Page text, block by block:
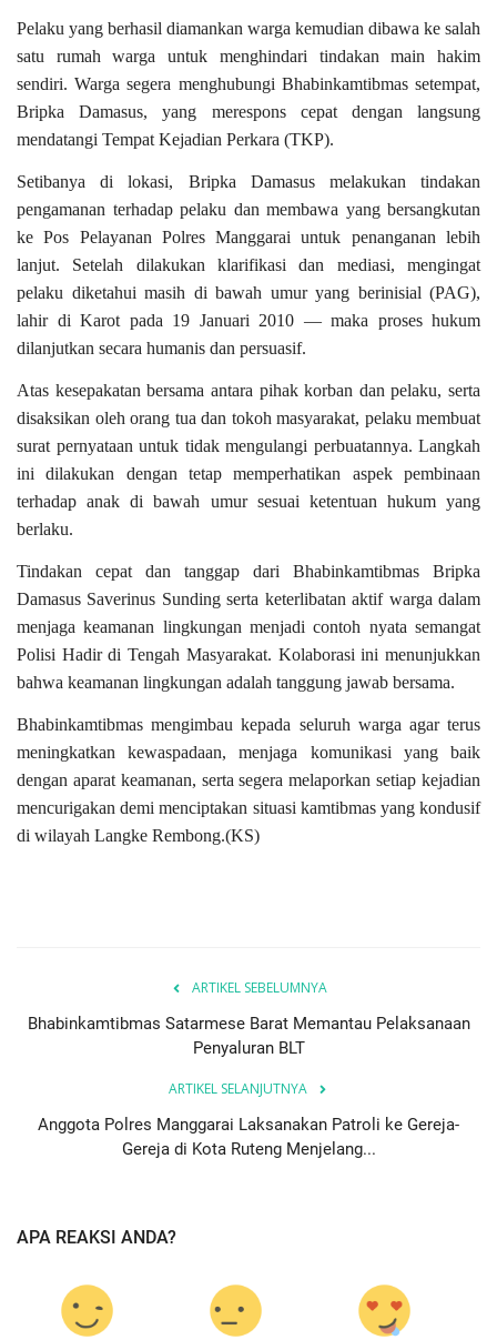
Pelaku yang berhasil diamankan warga kemudian dibawa ke salah
satu rumah warga untuk menghindari tindakan main hakim
sendiri. Warga segera menghubungi Bhabinkamtibmas setempat,
Bripka Damasus, yang merespons cepat dengan langsung
mendatangi Tempat Kejadian Perkara (TKP).
Setibanya di lokasi, Bripka Damasus melakukan tindakan
pengamanan terhadap pelaku dan membawa yang bersangkutan
ke Pos Pelayanan Polres Manggarai untuk penanganan lebih
lanjut. Setelah dilakukan klarifikasi dan mediasi, mengingat
pelaku diketahui masih di bawah umur yang berinisial (PAG),
lahir di Karot pada 19 Januari 2010 — maka proses hukum
dilanjutkan secara humanis dan persuasif.
Atas kesepakatan bersama antara pihak korban dan pelaku, serta
disaksikan oleh orang tua dan tokoh masyarakat, pelaku membuat
surat pernyataan untuk tidak mengulangi perbuatannya. Langkah
ini dilakukan dengan tetap memperhatikan aspek pembinaan
terhadap anak di bawah umur sesuai ketentuan hukum yang
berlaku.
Tindakan cepat dan tanggap dari Bhabinkamtibmas Bripka
Damasus Saverinus Sunding serta keterlibatan aktif warga dalam
menjaga keamanan lingkungan menjadi contoh nyata semangat
Polisi Hadir di Tengah Masyarakat. Kolaborasi ini menunjukkan
bahwa keamanan lingkungan adalah tanggung jawab bersama.
Bhabinkamtibmas mengimbau kepada seluruh warga agar terus
meningkatkan kewaspadaan, menjaga komunikasi yang baik
dengan aparat keamanan, serta segera melaporkan setiap kejadian
mencurigakan demi menciptakan situasi kamtibmas yang kondusif
di wilayah Langke Rembong.(KS)
ARTIKEL SEBELUMNYA
Bhabinkamtibmas Satarmese Barat Memantau Pelaksanaan
Penyaluran BLT
ARTIKEL SELANJUTNYA
Anggota Polres Manggarai Laksanakan Patroli ke Gereja-
Gereja di Kota Ruteng Menjelang...
APA REAKSI ANDA?